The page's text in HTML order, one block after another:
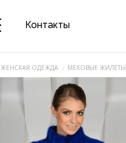
Контакты
ЖЕНСКАЯ ОДЕЖДА МЕХОВЫЕ ЖИЛЕТЫ